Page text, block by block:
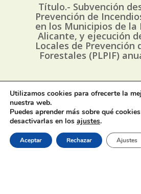
Título.- Subvención
Prevención de
en los Municipios de la
Alicante, y ejecución
Locales de Prevención
Forestales (PLPIF)
Utilizamos cookies para ofrecerte la
nuestra web.
Puedes aprender más sobre qué
desactivarlas en los ajustes.
Aceptar Rechazar Ajustes